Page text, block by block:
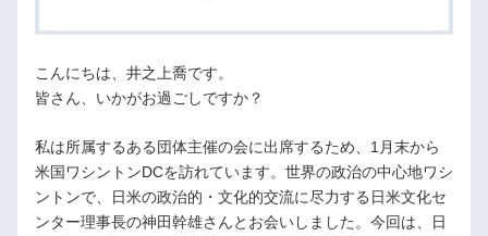
書籍
お問合せ
こんにちは、井之上喬です。
皆さん、いかがお過ごしですか？
私は所属するある団体主催の会に出席するため、1月末から
米国ワシントンDCを訪れています。世界の政治の中心地ワシ
ントンで、日米の政治的・文化的交流に尽力する日米文化セ
ンター理事長の神田幹雄さんとお会いしました。今回は、日